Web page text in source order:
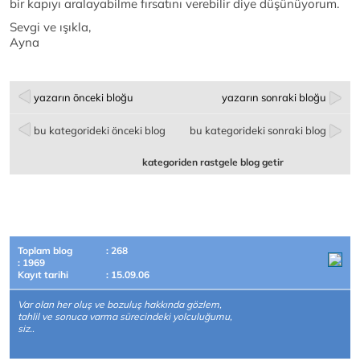
bir kapıyı aralayabilme fırsatını verebilir diye düşünüyorum.
Sevgi ve ışıkla,
Ayna
yazarın önceki bloğu yazarın sonraki bloğu
bu kategorideki önceki blog bu kategorideki sonraki blog
kategoriden rastgele blog getir
Toplam blog
: 268
: 1969
Kayıt tarihi
: 15.09.06
Var olan her oluş ve bozuluş hakkında gözlem,
tahlil ve sonuca varma sürecindeki yolculuğumu,
siz..